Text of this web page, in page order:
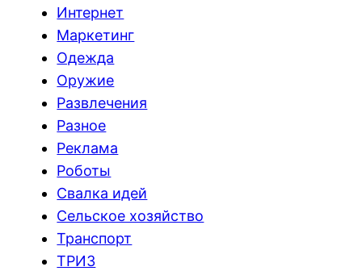
Интернет
Маркетинг
Одежда
Оружие
Развлечения
Разное
Реклама
Роботы
Свалка идей
Сельское хозяйство
Транспорт
ТРИЗ